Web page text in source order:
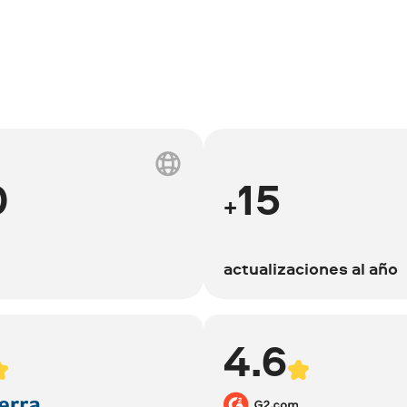
+15
actualizaciones al año
4.6